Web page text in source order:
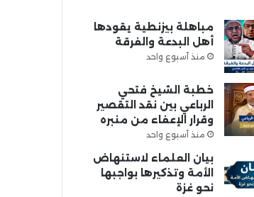
مباهلة بيزنطية يقودها
أهل البدعة والفرقة
منذ أسبوع واحد
خطبة الشيخ فتحي
الرباعي بين نقد التقصير
وقرار الإعفاء من منبره
منذ أسبوع واحد
بيان العلماء لاستنهاض
الأمة وتذكيرها بواجبها
نحو غزة